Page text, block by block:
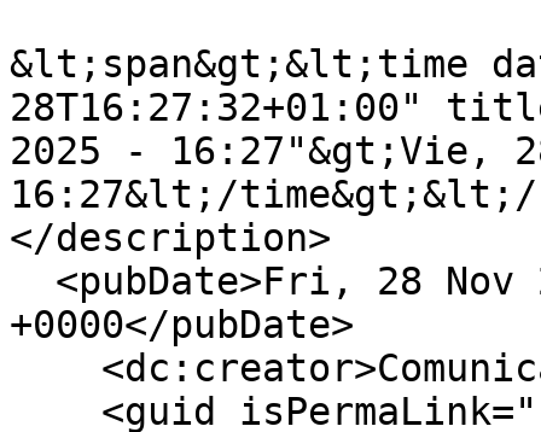
&lt;span&gt;&lt;time
28T16:27:32+01:00"
2025 - 16:27"&gt;Vie,
16:27&lt;/time&gt;&lt;/
</description>
+0000</pubDate>